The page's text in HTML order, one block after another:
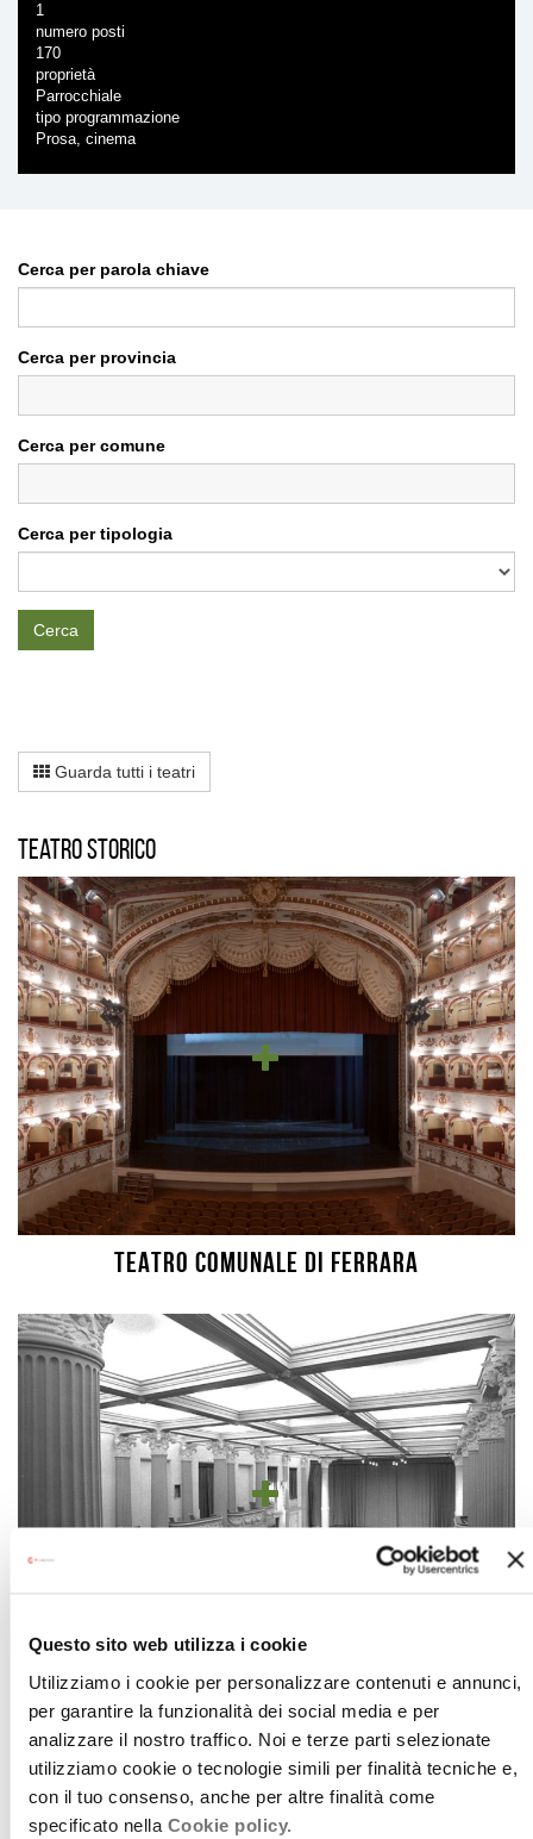
Questo sito web utilizza i cookie
Utilizziamo i cookie per personalizzare contenuti e annunci,
per garantire la funzionalità dei social media e per
analizzare il nostro traffico. Noi e terze parti selezionate
utilizziamo cookie o tecnologie simili per finalità tecniche e,
con il tuo consenso, anche per altre finalità come
specificato nella Cookie policy.
1
numero posti
170
proprietà
Parrocchiale
tipo programmazione
Prosa, cinema
Cerca per parola chiave
Cerca per provincia
Cerca per comune
Cerca per tipologia
Cerca
Guarda tutti i teatri
Teatro storico
TEATRO COMUNALE DI FERRARA
SALA ESTENSE